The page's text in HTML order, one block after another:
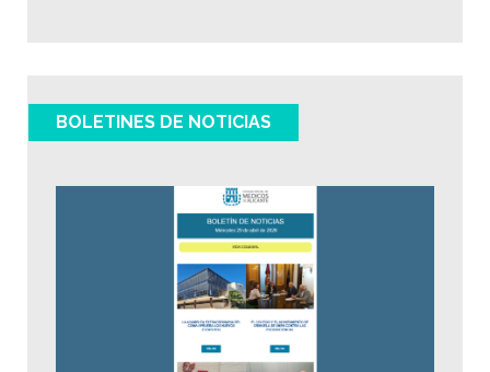
BOLETINES DE NOTICIAS